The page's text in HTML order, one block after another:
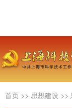
首页 >> 思想建设 >>